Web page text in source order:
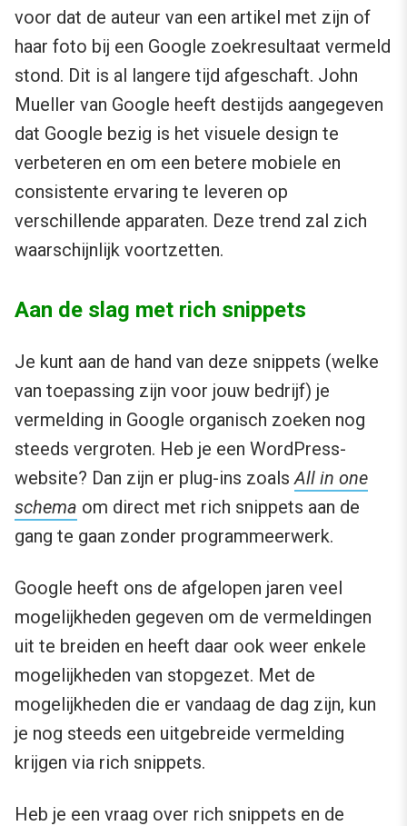
voor dat de auteur van een artikel met zijn of
haar foto bij een Google zoekresultaat vermeld
stond. Dit is al langere tijd afgeschaft. John
Mueller van Google heeft destijds aangegeven
dat Google bezig is het visuele design te
verbeteren en om een betere mobiele en
consistente ervaring te leveren op
verschillende apparaten. Deze trend zal zich
waarschijnlijk voortzetten.
Aan de slag met rich snippets
Je kunt aan de hand van deze snippets (welke
van toepassing zijn voor jouw bedrijf) je
vermelding in Google organisch zoeken nog
steeds vergroten. Heb je een WordPress-
website? Dan zijn er plug-ins zoalsAll in one
schema om direct met rich snippets aan de
gang te gaan zonder programmeerwerk.
Google heeft ons de afgelopen jaren veel
mogelijkheden gegeven om de vermeldingen
uit te breiden en heeft daar ook weer enkele
mogelijkheden van stopgezet. Met de
mogelijkheden die er vandaag de dag zijn, kun
je nog steeds een uitgebreide vermelding
krijgen via rich snippets.
Heb je een vraag over rich snippets en de